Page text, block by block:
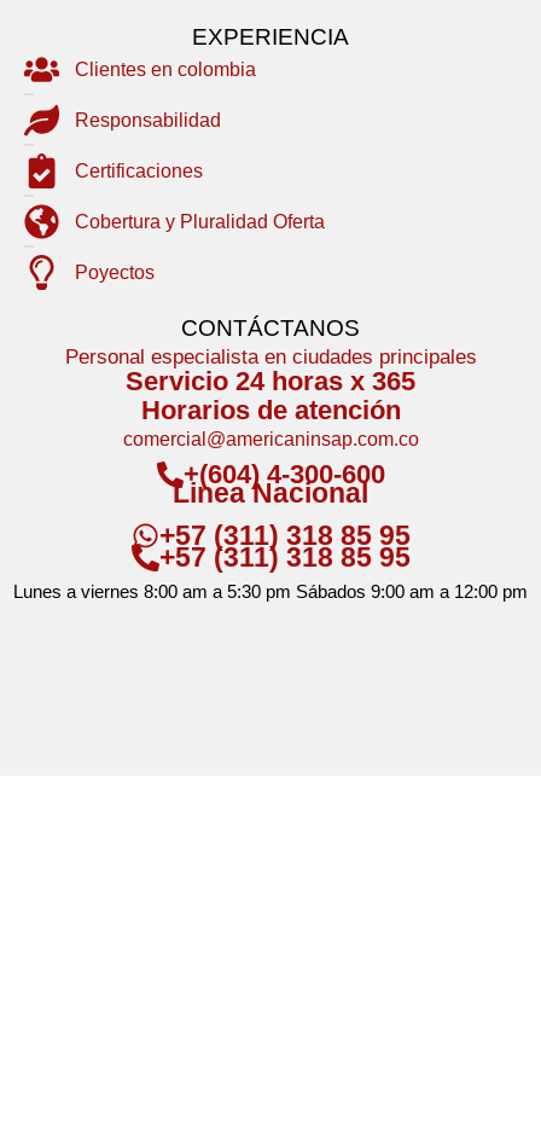
EXPERIENCIA
Clientes en colombia
Responsabilidad
Certificaciones
Cobertura y Pluralidad Oferta
Poyectos
CONTÁCTANOS
Personal especialista en ciudades principales
Servicio 24 horas x 365
Horarios de atención
comercial@americaninsap.com.co
+(604) 4-300-600
Linea Nacional
+57 (311) 318 85 95
+57 (311) 318 85 95
Lunes a viernes 8:00 am a 5:30 pm Sábados 9:00 am a 12:00 pm